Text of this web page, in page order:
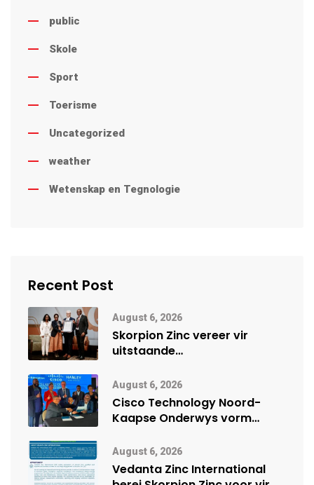
public
Skole
Sport
Toerisme
Uncategorized
weather
Wetenskap en Tegnologie
Recent Post
August 6, 2026
Skorpion Zinc vereer vir
uitstaande
Namibië Mynbou Ekspo
August 6, 2026
Cisco Technology Noord-
Kaapse Onderwys vorm
vennootskap
August 6, 2026
Vedanta Zinc International